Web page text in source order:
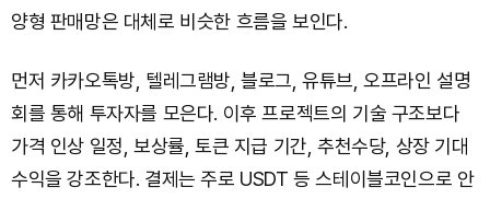
양형 판매망은 대체로 비슷한 흐름을 보인다.
먼저 카카오톡방, 텔레그램방, 블로그, 유튜브, 오프라인 설명
회를 통해 투자자를 모은다. 이후 프로젝트의 기술 구조보다
가격 인상 일정, 보상률, 토큰 지급 기간, 추천수당, 상장 기대
수익을 강조한다. 결제는 주로 USDT 등 스테이블코인으로 안